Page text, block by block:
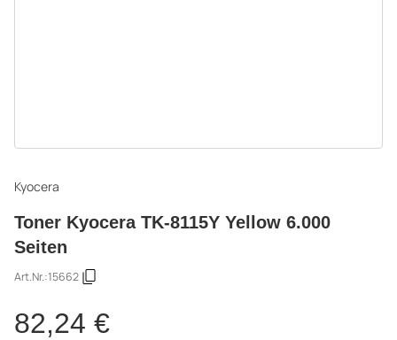
Kyocera
Toner Kyocera TK-8115Y Yellow 6.000
Seiten
Art.Nr.:15662
82,24 €